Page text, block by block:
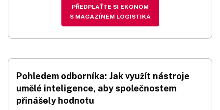
PŘEDPLAŤTE SI EKONOM
S MAGAZÍNEM LOGISTIKA
Pohledem odborníka: Jak využít nástroje
umělé inteligence, aby společnostem
přinášely hodnotu